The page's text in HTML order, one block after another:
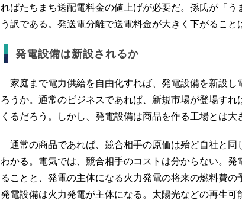
ればたちまち送配電料金の値上げが必要だ。孫氏が「う
う訳である。発送電分離で送電料金が大きく下がること
発電設備は新設されるか
家庭まで電力供給を自由化すれば、発電設備を新設し
ろうか。通常のビジネスであれば、新規市場が登場すれ
くるだろう。しかし、発電設備は商品を作る工場とは大
通常の商品であれば、競合相手の原価は殆ど自社と同
わかる。電気では、競合相手のコストは分からない。
ることと、発電の主体になる火力発電の将来の燃料費の
発電設備は火力発電が主体になる。太陽光などの再生可